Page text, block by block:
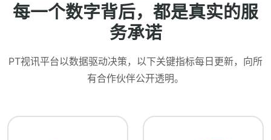
每一个数字背后，都是真实的服
务承诺
PT视讯平台以数据驱动决策，以下关键指标每日更新，向所
有合作伙伴公开透明。